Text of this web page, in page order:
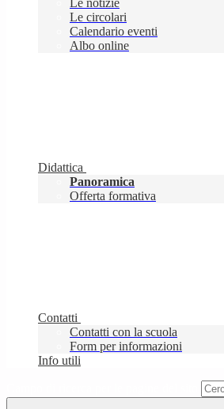
Le notizie
Le circolari
Calendario eventi
Albo online
Didattica
Panoramica
Offerta formativa
Contatti
Contatti con la scuola
Form per informazioni
Info utili